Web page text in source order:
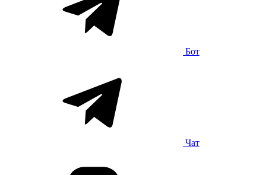
Бот
Чат